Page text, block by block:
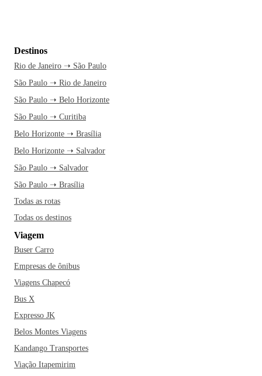
Destinos
Rio de Janeiro ➝ São Paulo
São Paulo ➝ Rio de Janeiro
São Paulo ➝ Belo Horizonte
São Paulo ➝ Curitiba
Belo Horizonte ➝ Brasília
Belo Horizonte ➝ Salvador
São Paulo ➝ Salvador
São Paulo ➝ Brasília
Todas as rotas
Todas os destinos
Viagem
Buser Carro
Empresas de ônibus
Viagens Chapecó
Bus X
Expresso JK
Belos Montes Viagens
Kandango Transportes
Viação Itapemirim